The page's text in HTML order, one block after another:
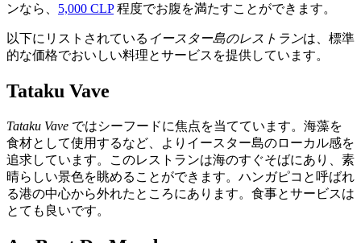
ンなら、 5,000 CLP程度でお腹を満たすことができます。
以下にリストされている イースター島のレストランは、標準
的な価格でおいしい料理とサービスを提供しています。
Tataku Vave
Tataku Vave ではシーフードに焦点を当てています。海藻を
食材として使用するなど、よりイースター島のローカル感を
追求しています。このレストランは海のすぐそばにあり、素
晴らしい景色を眺めることができます。ハンガピコと呼ばれ
る港の中心から外れたところにあります。食事とサービスは
とても良いです。